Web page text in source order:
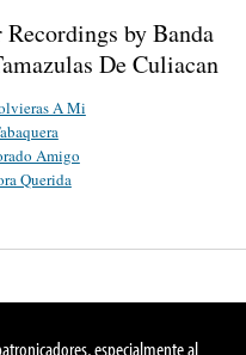
Recordings by Banda
De Culiacan
A Mi
Amigo
Querida
especialmente al